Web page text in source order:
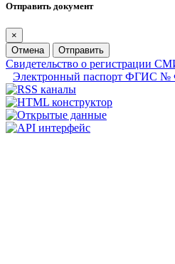
Отправить документ
×
Отмена
Отправить
Свидетельство о регистрации
Электронный паспорт ФГИС №